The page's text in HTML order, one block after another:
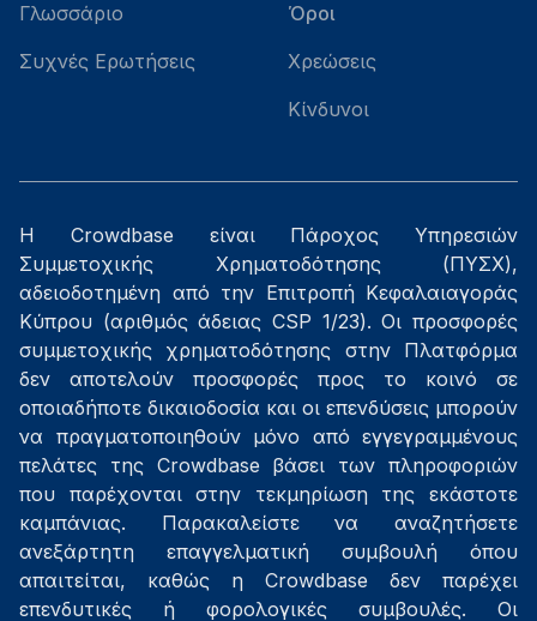
Γλωσσάριο
Συχνές Ερωτήσεις
Όροι
Χρεώσεις
Κίνδυνοι
Η Crowdbase είναι Πάροχος Υπηρεσιών
Συμμετοχικής Χρηματοδότησης (ΠΥΣΧ),
αδειοδοτημένη από την Επιτροπή Κεφαλαιαγοράς
Κύπρου (αριθμός άδειας CSP 1/23). Οι προσφορές
συμμετοχικής χρηματοδότησης στην Πλατφόρμα
δεν αποτελούν προσφορές προς το κοινό σε
οποιαδήποτε δικαιοδοσία και οι επενδύσεις μπορούν
να πραγματοποιηθούν μόνο από εγγεγραμμένους
πελάτες της Crowdbase βάσει των πληροφοριών
που παρέχονται στην τεκμηρίωση της εκάστοτε
καμπάνιας. Παρακαλείστε να αναζητήσετε
ανεξάρτητη επαγγελματική συμβουλή όπου
απαιτείται, καθώς η Crowdbase δεν παρέχει
επενδυτικές ή φορολογικές συμβουλές. Οι